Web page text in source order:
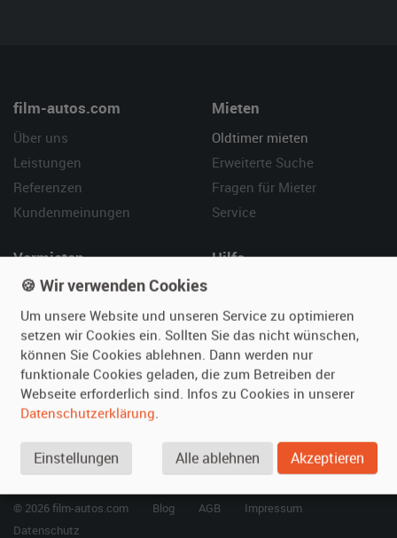
film-autos.com
Über uns
Leistungen
Referenzen
Kundenmeinungen
Mieten
Oldtimer mieten
Erweiterte Suche
Fragen für Mieter
Service
Vermieten
Oldtimer anmelden
Fotos senden
Fragen für Vermieter
Inserat verwalten
Hilfe
So funktioniert's
Kontakt
SPECIAL
unsere Top 10 ...
© 2026 film-autos.com Blog AGB
Impressum
Datenschutz
🍪 Wir verwenden Cookies
Um unsere Website und unseren Service zu optimieren
setzen wir Cookies ein. Sollten Sie das nicht wünschen,
können Sie Cookies ablehnen. Dann werden nur
funktionale Cookies geladen, die zum Betreiben der
Webseite erforderlich sind. Infos zu Cookies in unserer
Datenschutzerklärung.
Einstellungen Alle ablehnen Akzeptieren